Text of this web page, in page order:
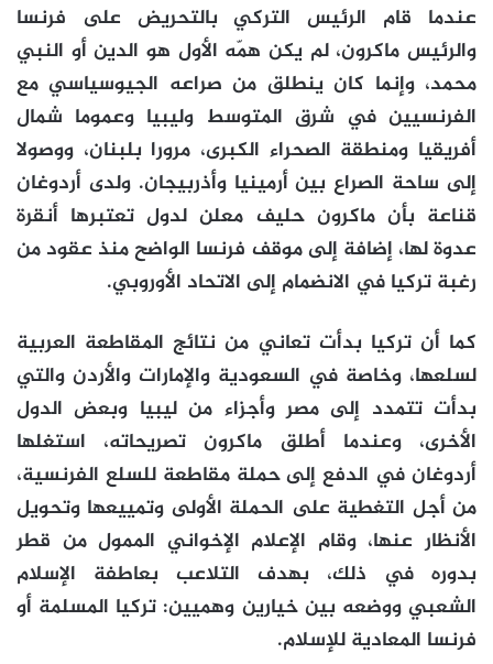
عندما قام الرئيس التركي بالتحريض على فرنسا
والرئيس ماكرون، لم يكن همّه الأول هو الدين أو النبي
محمد، وإنما كان ينطلق من صراعه الجيوسياسي مع
الفرنسيين في شرق المتوسط وليبيا وعموما شمال
أفريقيا ومنطقة الصحراء الكبرى، مرورا بلبنان، ووصولا
إلى ساحة الصراع بين أرمينيا وأذربيجان. ولدى أردوغان
قناعة بأن ماكرون حليف معلن لدول تعتبرها أنقرة
عدوة لها، إضافة إلى موقف فرنسا الواضح منذ عقود من
رغبة تركيا في الانضمام إلى الاتحاد الأوروبي.
كما أن تركيا بدأت تعاني من نتائج المقاطعة العربية
لسلعها، وخاصة في السعودية والإمارات والأردن والتي
بدأت تتمدد إلى مصر وأجزاء من ليبيا وبعض الدول
الأخرى، وعندما أطلق ماكرون تصريحاته، استغلها
أردوغان في الدفع إلى حملة مقاطعة للسلع الفرنسية،
من أجل التغطية على الحملة الأولى وتمييعها وتحويل
الأنظار عنها، وقام الإعلام الإخواني الممول من قطر
بدوره في ذلك، بهدف التلاعب بعاطفة الإسلام
الشعبي ووضعه بين خيارين وهميين: تركيا المسلمة أو
فرنسا المعادية للإسلام.